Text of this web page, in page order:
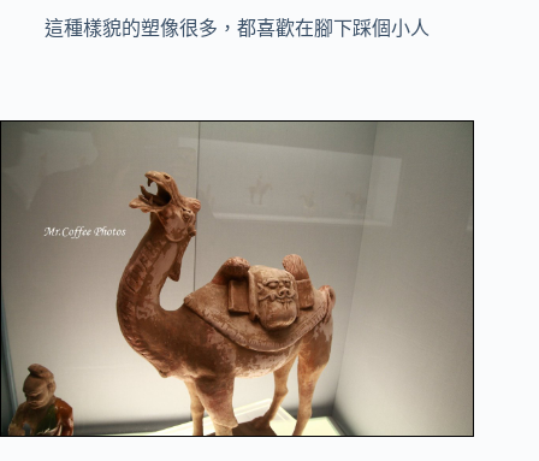
這種樣貌的塑像很多，都喜歡在腳下踩個小人